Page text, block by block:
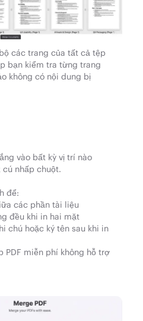
các trang của tất cả tệp
bạn kiểm tra từng trang
không có nội dung bị
vào bất kỳ vị trí nào
nhấp chuột.
để:
các phần tài liệu
đều khi in hai mặt
chú hoặc ký tên sau khi in
PDF miễn phí không hỗ trợ